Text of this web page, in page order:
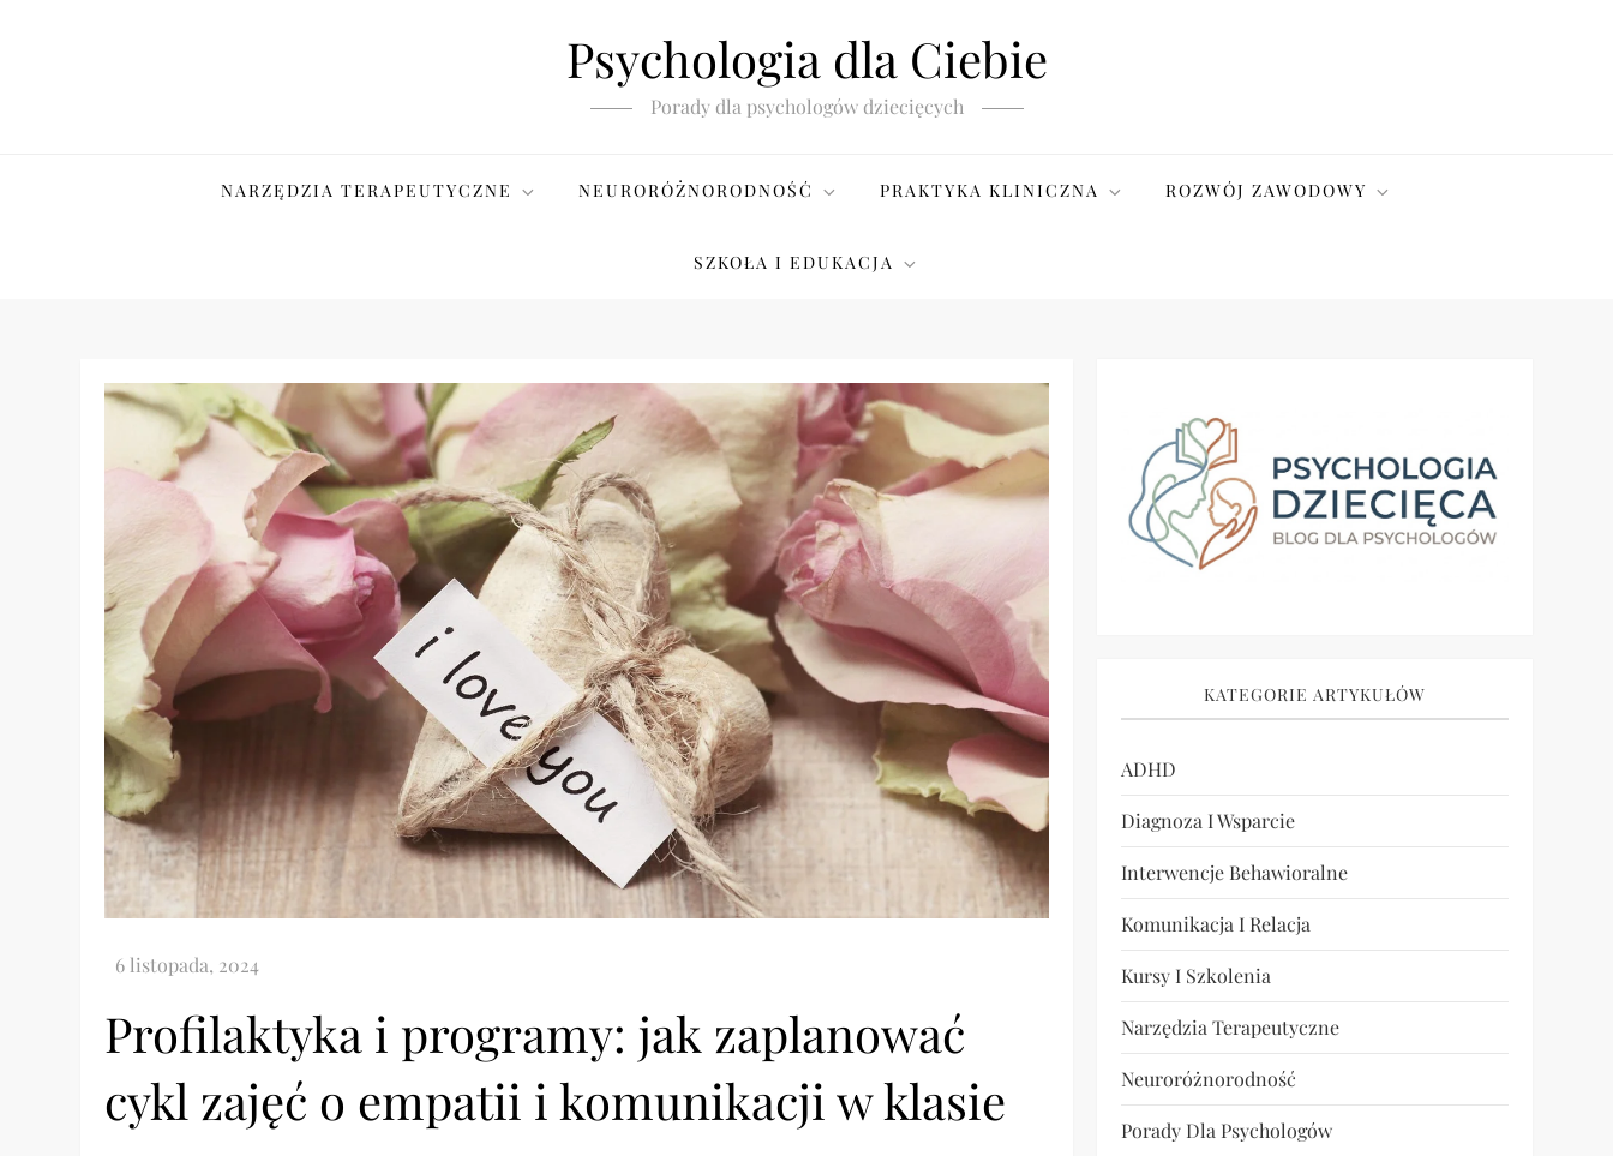
Psychologia dla Ciebie
Porady dla psychologów dziecięcych
NARZĘDZIA TERAPEUTYCZNE NEURORÓŻNORODNOŚĆ PRAKTYKA KLINICZNA ROZWÓJ ZAWODOWY
SZKOŁA I EDUKACJA
Profilaktyka i programy: jak zaplanować
cykl zajęć o empatii i komunikacji w klasie
KATEGORIE ARTYKUŁÓW
ADHD
Diagnoza I Wsparcie
Interwencje Behawioralne
Komunikacja I Relacja
Kursy I Szkolenia
Narzędzia Terapeutyczne
Neuroróżnorodność
Porady Dla Psychologów